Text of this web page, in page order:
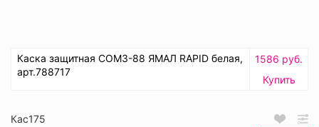
Каска защитная СОМЗ-88 ЯМАЛ RAPID белая,
арт.788717
1586 руб.
Купить
Кас175